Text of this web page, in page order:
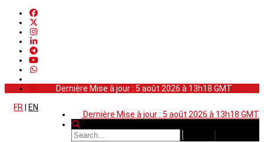
Dernière Mise à jour : 5 août 2026 à 13h18 GMT
Dernière Mise à jour : 5 août 2026 à 13h18 GMT
FR
EN